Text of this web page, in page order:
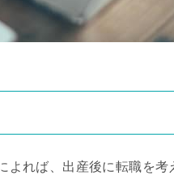
れば、出産後に転職を考